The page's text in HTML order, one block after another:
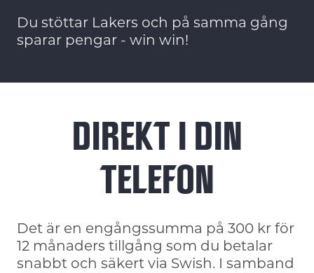
Du stöttar Lakers och på samma gång
sparar pengar - win win!
DIREKT I DIN
TELEFON
Det är en engångssumma på 300 kr för
12 månaders tillgång som du betalar
snabbt och säkert via Swish. I samband